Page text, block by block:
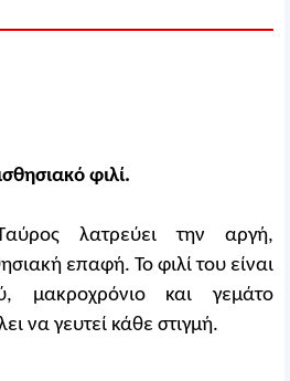
φιλί.
λατρεύει την αργή,
επαφή. Το φιλί του είναι
μακροχρόνιο και γεμάτο
να γευτεί κάθε στιγμή.